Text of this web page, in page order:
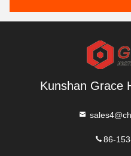
Kunshan Grace
86-